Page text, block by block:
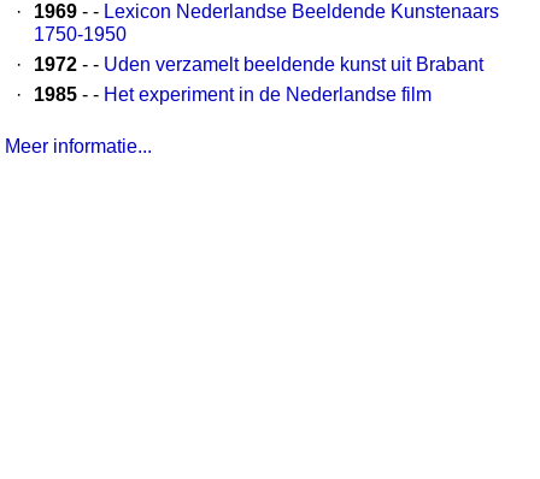
·
1969 - - Lexicon Nederlandse Beeldende Kunstenaars
1750-1950
·
1972 - - Uden verzamelt beeldende kunst uit Brabant
·
1985 - - Het experiment in de Nederlandse film
Meer informatie...